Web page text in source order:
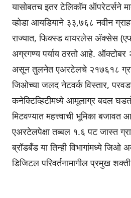
यासोबतच इतर टेलिकॉम ऑपरेटर्सने
व्होडा आयडियाने ३३,७६८ नवीन
राज्यात, फिक्स्ड वायरलेस अ‍ॅक्सेस
अग्रगण्य पर्याय ठरतो आहे. ऑक्टोबर
असून तुलनेत एअरटेलचे २१७६१८
जिओच्या जलद नेटवर्क विस्तार,
कनेक्टिव्हिटीमध्ये आमूलाग्र बदल
मिटवण्यात महत्त्वाची भूमिका
एअरटेलपेक्षा तब्बल १.६ पट जास्त
ब्रॉडबँड या तिन्ही विभागांमध्ये
डिजिटल परिवर्तनामागील प्रमुख